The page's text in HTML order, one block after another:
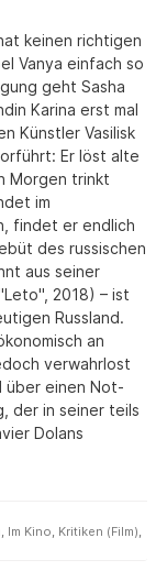
keinen richtigen
Vanya einfach so
geht Sasha
Karina erst mal
Künstler Vasilisk
Er löst alte
Morgen trinkt
im
findet er endlich
des russischen
aus seiner
2018) – ist
Russland.
an
verwahrlost
über einen Not-
der in seiner teils
Dolans
, Im Kino, Kritiken (Film),